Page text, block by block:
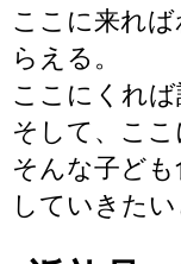
ここに来れ
らえる。
ここにくれば
そして、ここ
そんな子ど
していきたい